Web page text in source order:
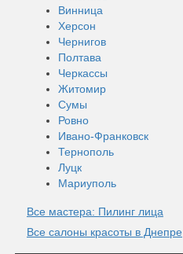
Винница
Херсон
Чернигов
Полтава
Черкассы
Житомир
Сумы
Ровно
Ивано-Франковск
Тернополь
Луцк
Мариуполь
Все мастера: Пилинг лица
Все салоны красоты в Днепре